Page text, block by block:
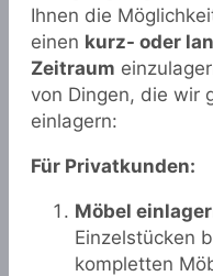
Ihnen die
einen kurz- oder
Zeitraum
von Dingen, die wir
einlagern:
Für Privatkunden:
Möbel
Einzelstücken
kompletten